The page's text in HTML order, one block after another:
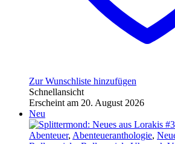
Zur Wunschliste hinzufügen
Schnellansicht
Erscheint am 20. August 2026
Neu
Abenteuer, Abenteueranthologie,